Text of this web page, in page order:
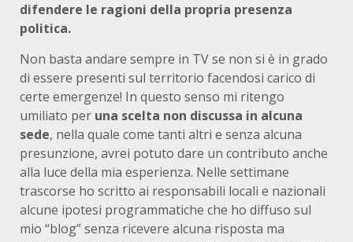
difendere le ragioni della propria presenza
politica.
Non basta andare sempre in TV se non si è in grado
di essere presenti sul territorio facendosi carico di
certe emergenze! In questo senso mi ritengo
umiliato per una scelta non discussa in alcuna
sede, nella quale come tanti altri e senza alcuna
presunzione, avrei potuto dare un contributo anche
alla luce della mia esperienza. Nelle settimane
trascorse ho scritto ai responsabili locali e nazionali
alcune ipotesi programmatiche che ho diffuso sul
mio “blog” senza ricevere alcuna risposta ma